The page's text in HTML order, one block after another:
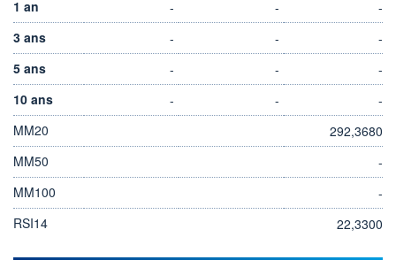
1 an
- -
-
3 ans
- -
-
5 ans
- -
-
10 ans
- -
-
MM20
292,3680
MM50
-
MM100
-
RSI14
22,3300